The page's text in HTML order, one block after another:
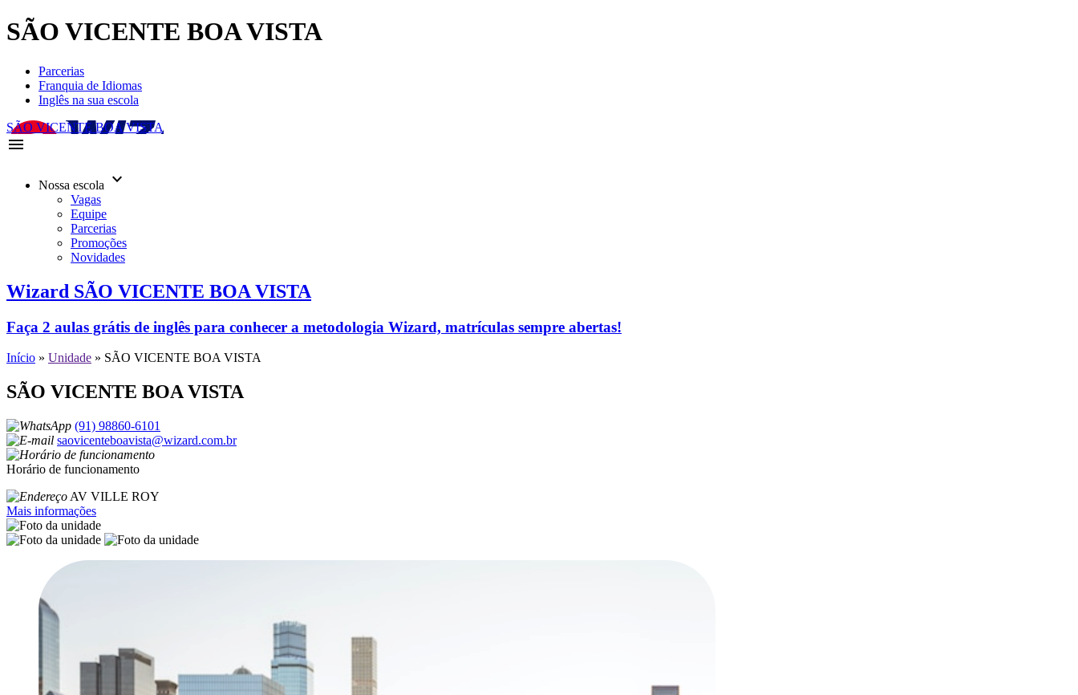
SÃO VICENTE BOA VISTA
Parcerias
Franquia de Idiomas
Inglês na sua escola
SÃO VICENTE BOA VISTA
menu
Nossa escola keyboard_arrow_down
Vagas
Equipe
Parcerias
Promoções
Novidades
Wizard SÃO VICENTE BOA VISTA
Faça 2 aulas grátis de inglês para conhecer a metodologia Wizard, matrículas sempre abertas!
Início » Unidade » SÃO VICENTE BOA VISTA
SÃO VICENTE BOA VISTA
(91) 98860-6101
saovicenteboavista@wizard.com.br
Horário de funcionamento
AV VILLE ROY
Mais informações